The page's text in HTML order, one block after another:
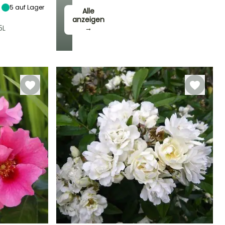
Alle
anzeigen
→
5 auf Lager